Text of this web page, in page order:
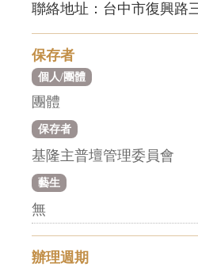
聯絡地址：台中市復興路
保存者
個人/團體
團體
保存者
基隆主普壇管理委員會
藝生
無
辦理週期